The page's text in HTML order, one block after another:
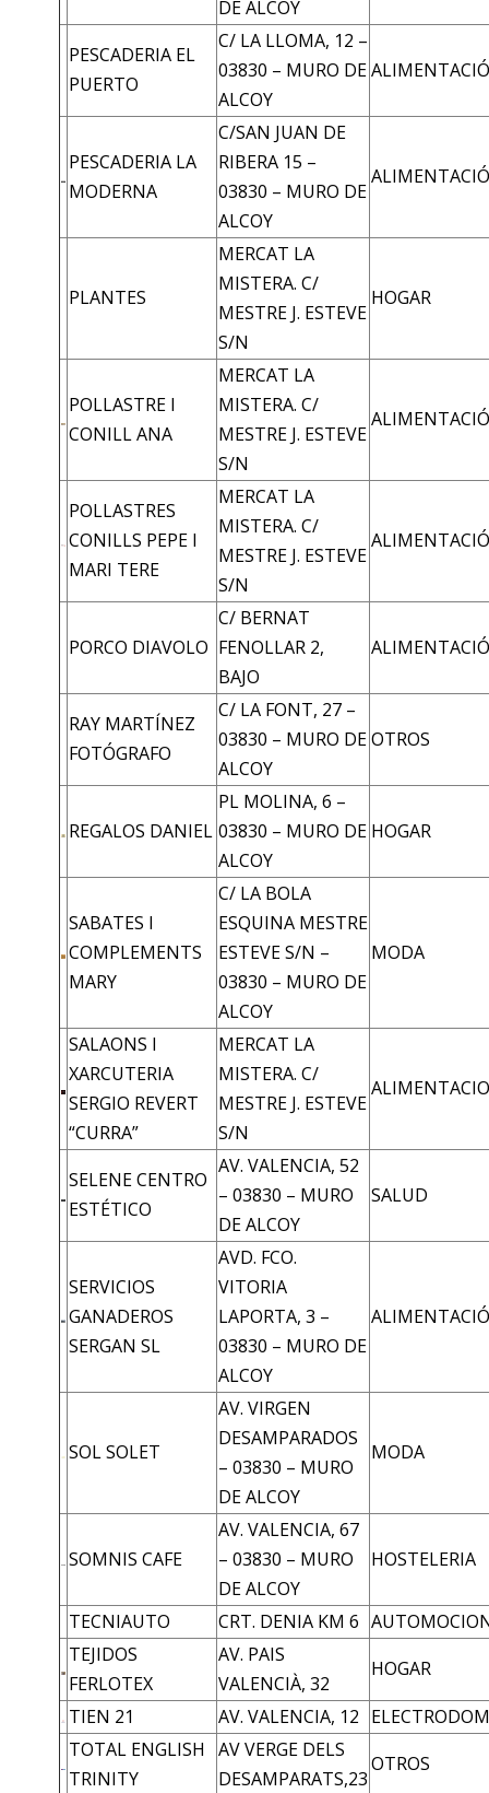
DE ALCOY
PESCADERIA EL
PUERTO
C/ LA LLOMA, 12 –
03830 – MURO DE
ALCOY
PESCADERIA LA
MODERNA
C/SAN JUAN DE
RIBERA 15 –
03830 – MURO DE
ALCOY
PLANTES
MERCAT LA
MISTERA. C/
MESTRE J. ESTEVE
S/N
HOGAR
POLLASTRE I
CONILL ANA
MERCAT LA
MISTERA. C/
MESTRE J. ESTEVE
S/N
POLLASTRES
CONILLS PEPE I
MARI TERE
MERCAT LA
MISTERA. C/
MESTRE J. ESTEVE
S/N
PORCO DIAVOLO
C/ BERNAT
FENOLLAR 2,
BAJO
RAY MARTÍNEZ
FOTÓGRAFO
C/ LA FONT, 27 –
03830 – MURO DE
ALCOY
OTROS
REGALOS DANIEL
PL MOLINA, 6 –
03830 – MURO DE
ALCOY
HOGAR
SABATES I
COMPLEMENTS
MARY
C/ LA BOLA
ESQUINA MESTRE
ESTEVE S/N –
03830 – MURO DE
ALCOY
MODA
SALAONS I
XARCUTERIA
SERGIO REVERT
“CURRA”
MERCAT LA
MISTERA. C/
MESTRE J. ESTEVE
S/N
SELENE CENTRO
ESTÉTICO
AV. VALENCIA, 52
– 03830 – MURO
DE ALCOY
SALUD
SERVICIOS
GANADEROS
SERGAN SL
AVD. FCO.
VITORIA
LAPORTA, 3 –
03830 – MURO DE
ALCOY
SOL SOLET
AV. VIRGEN
DESAMPARADOS
– 03830 – MURO
DE ALCOY
MODA
SOMNIS CAFE
AV. VALENCIA, 67
– 03830 – MURO
DE ALCOY
HOSTELERIA
TECNIAUTO CRT. DENIA KM 6
TEJIDOS
FERLOTEX
AV. PAIS
VALENCIÀ, 32
HOGAR
TIEN 21
AV. VALENCIA, 12
TOTAL ENGLISH
TRINITY
AV VERGE DELS
DESAMPARATS,23
OTROS